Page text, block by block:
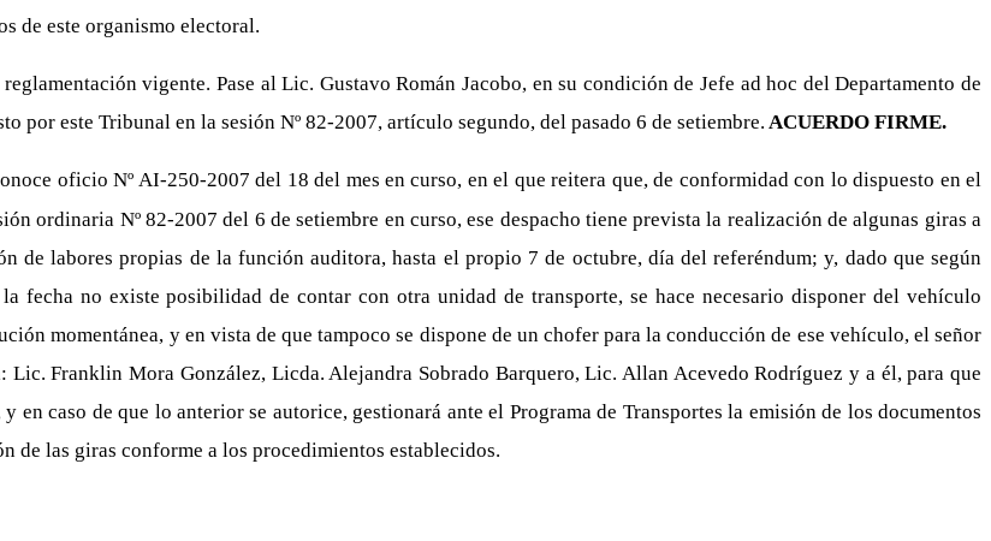
de este organismo electoral.
vigente. Pase al Lic. Gustavo Román Jacobo, en su condición de Jefe ad hoc del Departamento de
por este Tribunal en la sesión Nº 82-2007, artículo segundo, del pasado 6 de setiembre. ACUERDO FIRME.
oficio Nº AI-250-2007 del 18 del mes en curso, en el que reitera que, de conformidad con lo dispuesto en el
ordinaria Nº 82-2007 del 6 de setiembre en curso, ese despacho tiene prevista la realización de algunas giras a
de labores propias de la función auditora, hasta el propio 7 de octubre, día del referéndum; y, dado que según
fecha no existe posibilidad de contar con otra unidad de transporte, se hace necesario disponer del vehículo
momentánea, y en vista de que tampoco se dispone de un chofer para la conducción de ese vehículo, el señor
Franklin Mora González, Licda. Alejandra Sobrado Barquero, Lic. Allan Acevedo Rodríguez y a él, para que
caso de que lo anterior se autorice, gestionará ante el Programa de Transportes la emisión de los documentos
de las giras conforme a los procedimientos establecidos.